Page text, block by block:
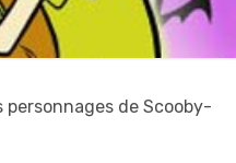
de Scooby-